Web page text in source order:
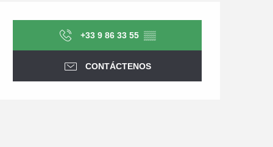
y datos de
+33 9 86 33 55 ▒▒
CONTÁCTENOS